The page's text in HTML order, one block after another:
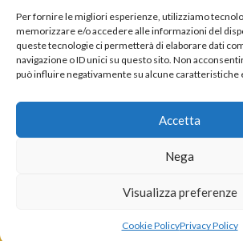
Per fornire le migliori esperienze, utilizziamo
memorizzare e/o accedere alle informazioni del
queste tecnologie ci permetterà di elaborare dati
navigazione o ID unici su questo sito. Non
può influire negativamente su alcune caratteristiche
Accetta
Nega
Visualizza preferenze
Cookie PolicyPrivacy Policy
Shop
0
Cart
Copyright © 2024 Cucchy